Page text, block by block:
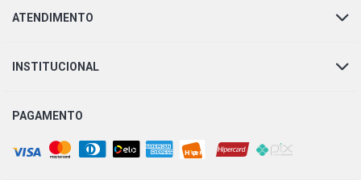
ATENDIMENTO
INSTITUCIONAL
PAGAMENTO